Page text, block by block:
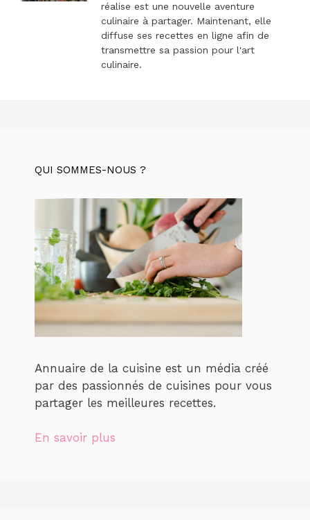
réalise est une nouvelle aventure
culinaire à partager. Maintenant, elle
diffuse ses recettes en ligne afin de
transmettre sa passion pour l'art
culinaire.
QUI SOMMES-NOUS ?
Annuaire de la cuisine est un média créé
par des passionnés de cuisines pour vous
partager les meilleures recettes.
En savoir plus